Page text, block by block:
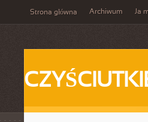
Strona główna Archiwum Ja